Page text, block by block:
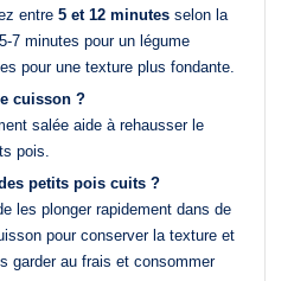
entre 5 et 12 minutes selon la
7 minutes pour un légume
pour une texture plus fondante.
cuisson ?
salée aide à rehausser le
pois.
petits pois cuits ?
les plonger rapidement dans de
pour conserver la texture et
garder au frais et consommer